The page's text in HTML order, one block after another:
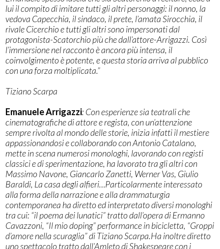
lui il compito di imitare tutti gli altri personaggi: il nonno, la
vedova Capecchia, il sindaco, il prete, l’amata Sirocchia, il
rivale Cicerchio e tutti gli altri sono impersonati dal
protagonista-Scatorchio più che dall’attore-Arrigazzi. Così
l’immersione nel racconto è ancora più intensa, il
coinvolgimento è potente, e questa storia arriva al pubblico
con una forza moltiplicata.”
Tiziano Scarpa
Emanuele Arrigazzi: Con esperienze sia teatrali che
cinematografiche di attore e regista, con un’attenzione
sempre rivolta al mondo delle storie, inizia infatti il mestiere
appassionandosi e collaborando con Antonio Catalano,
mette in scena numerosi monologhi, lavorando con registi
classici e di sperimentazione, ha lavorato tra gli altri con
Massimo Navone, Giancarlo Zanetti, Werner Vas, Giulio
Baraldi, La casa degli alfieri…Particolarmente interessato
alla forma della narrazione e alla drammaturgia
contemporanea ha diretto ed interpretato diversi monologhi
tra cui: “il poema dei lunatici” tratto dall’opera di Ermanno
Cavazzoni, “Il mio doping” performance in bicicletta, “Groppi
d’amore nella scuraglia” di Tiziano Scarpa.Ha inoltre diretto
uno spettacolo tratto dall’Amleto di Shakespeare con i